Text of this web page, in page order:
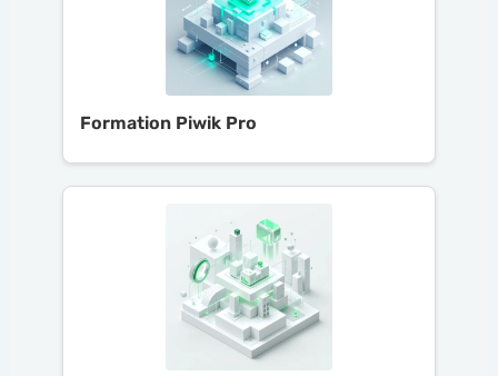
Formation Piwik Pro